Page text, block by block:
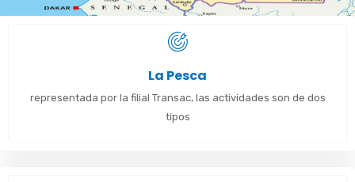
La Pesca
representada por la filial Transac, las actividades son de dos
tipos